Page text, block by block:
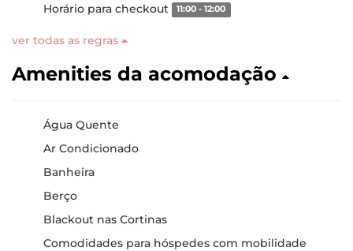
Horário para checkout 11:00 - 12:00
ver todas as regras
Amenities da acomodação
Água Quente
Ar Condicionado
Banheira
Berço
Blackout nas Cortinas
Comodidades para hóspedes com mobilidade